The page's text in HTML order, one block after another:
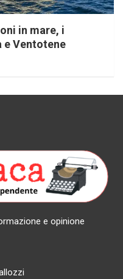
in mare, i
e Ventotene
e opinione